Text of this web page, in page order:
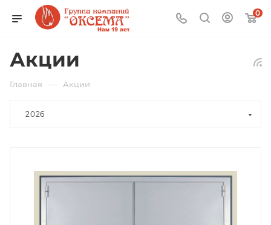
0
Акции
Главная — Акции
2026